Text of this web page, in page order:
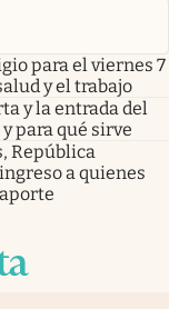
para el viernes 7
y el trabajo
y la entrada del
para qué sirve
República
a quienes
pestañapestaña
nueva pestaña
en nueva pestaña